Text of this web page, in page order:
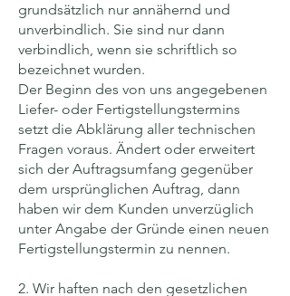
grundsätzlich nur annähernd und
unverbindlich. Sie sind nur dann
verbindlich, wenn sie schriftlich so
bezeichnet wurden.
Der Beginn des von uns angegebenen
Liefer- oder Fertigstellungstermins
setzt die Abklärung aller technischen
Fragen voraus. Ändert oder erweitert
sich der Auftragsumfang gegenüber
dem ursprünglichen Auftrag, dann
haben wir dem Kunden unverzüglich
unter Angabe der Gründe einen neuen
Fertigstellungstermin zu nennen.
2. Wir haften nach den gesetzlichen